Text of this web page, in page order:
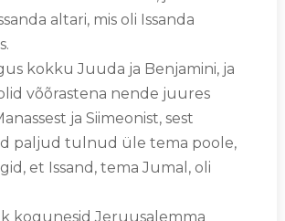
altari, mis oli Issanda
kokku Juuda ja Benjamini, ja
võõrastena nende juures
ja Siimeonist, sest
paljud tulnud üle tema poole,
et Issand, tema Jumal, oli
kogunesid Jeruusalemma